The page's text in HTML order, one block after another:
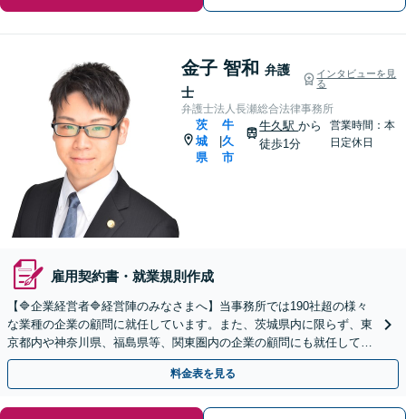
金子 智和 弁護
士
インタビューを見
る
弁護士法人長瀬総合法律事務所
茨
城
県
牛
久
市
牛久駅から
徒歩1分
営業時間：本
日定休日
雇用契約書・就業規則作成
【🔷企業経営者🔷経営陣のみなさまへ】当事務所では190社超の様々
な業種の企業の顧問に就任しています。また、茨城県内に限らず、東
京都内や神奈川県、福島県等、関東圏内の企業の顧問にも就任してい
る実績があります。お気軽にお問い合わせください。
料金表を見る